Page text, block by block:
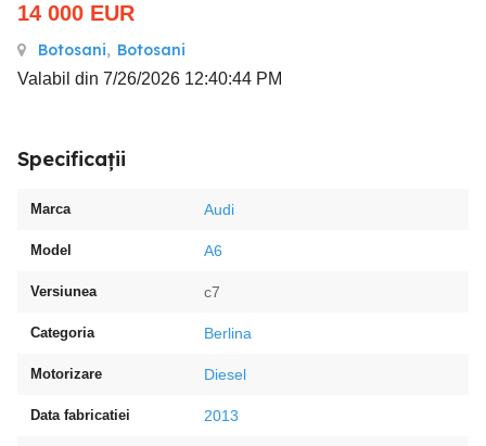
14 000 EUR
Botosani, Botosani
Valabil din 7/26/2026 12:40:44 PM
Specificații
Marca Audi
Model A6
Versiunea c7
Categoria Berlina
Motorizare Diesel
Data fabricatiei 2013